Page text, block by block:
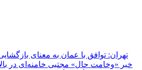
تهران: توافق با عمان به معنای
خبر «وخامت حال» مجتبی خامنه‌ای در